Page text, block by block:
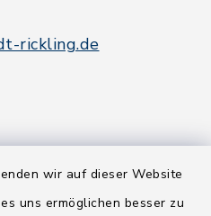
wir auf dieser Website
uns ermöglichen besser zu
rickling.de